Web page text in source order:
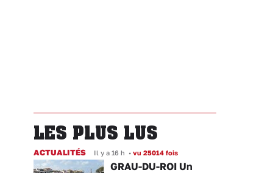
LES PLUS LUS
ACTUALITÉS Il y a 16 h • vu 25014 fois
GRAU-DU-ROI Un